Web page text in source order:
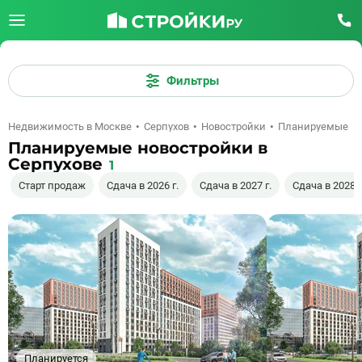
Фильтры
Недвижимость в Москве Серпухов Новостройки Планируемые
Планируемые новостройки в
Серпухове 1
Старт продаж Сдача в 2026 г. Сдача в 2027 г. Сдача в 2028
Планируется